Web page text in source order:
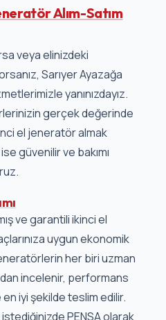
Alım-Satım
veya elinizdeki
Sarıyer Ayazağa
yanınızdayız.
gerçek değerinde
el jeneratör almak
güvenilir ve bakımı
ve garantili ikinci el
uygun ekonomik
her biri uzman
incelenir, performans
iyi şekilde teslim edilir.
PENSA olarak